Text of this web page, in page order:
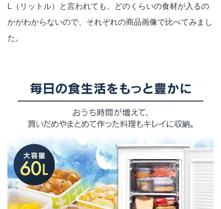
L（リットル）と言われても、どのくらいの食材が入るの
かがわからないので、それぞれの商品画像で比べてみまし
た。